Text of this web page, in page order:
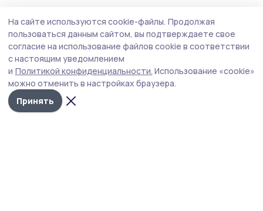
На сайте используются cookie-файлы. Продолжая
пользоваться данным сайтом, вы подтверждаете свое
согласие на использование файлов cookie в соответствии
с настоящим уведомлением
и Политикой конфиденциальности. Использование «cookie»
можно отменить в настройках браузера.
Принять